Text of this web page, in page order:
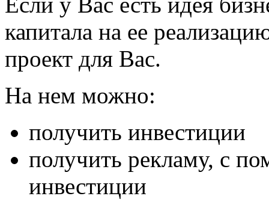
капитала на ее
проект для Вас.
На нем можно:
получить инвестиции
получить рекламу, с
инвестиции